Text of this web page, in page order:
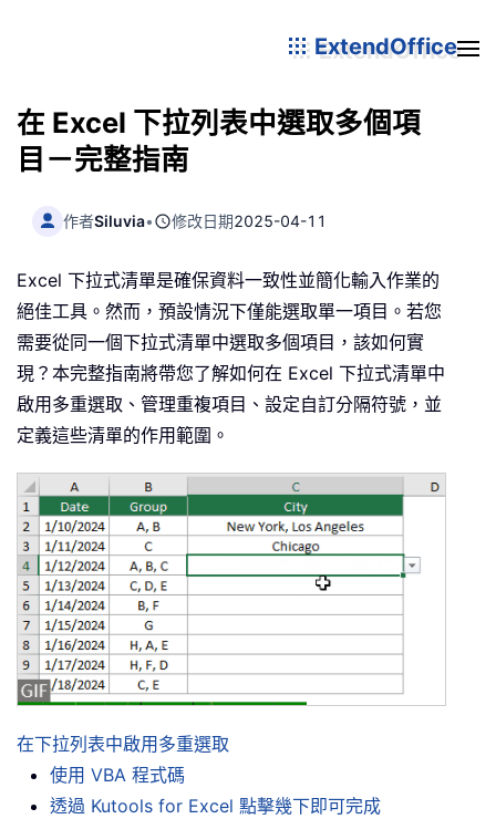
ExtendOffice
在 Excel 下拉列表中選取多個項
目－完整指南
作者Siluvia• 修改日期2025-04-11
Excel 下拉式清單是確保資料一致性並簡化輸入作業的
絕佳工具。然而，預設情況下僅能選取單一項目。若您
需要從同一個下拉式清單中選取多個項目，該如何實
現？本完整指南將帶您了解如何在 Excel 下拉式清單中
啟用多重選取、管理重複項目、設定自訂分隔符號，並
定義這些清單的作用範圍。
在下拉列表中啟用多重選取
使用 VBA 程式碼
透過 Kutools for Excel 點擊幾下即可完成